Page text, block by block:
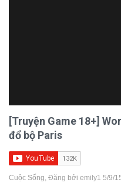
[Truyện Game 18+]
đổ bộ Paris
Cuộc Sống, Đăng bởi emily1 5/9/